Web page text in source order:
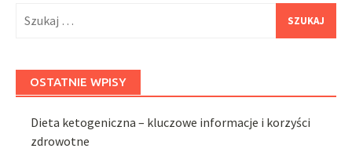
OSTATNIE WPISY
Dieta ketogeniczna – kluczowe informacje i korzyści
zdrowotne